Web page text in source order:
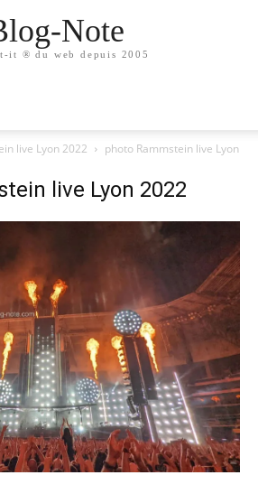
Note
it ® du web depuis 2005
live Lyon 2022
photo Rammstein live Lyon
live Lyon 2022